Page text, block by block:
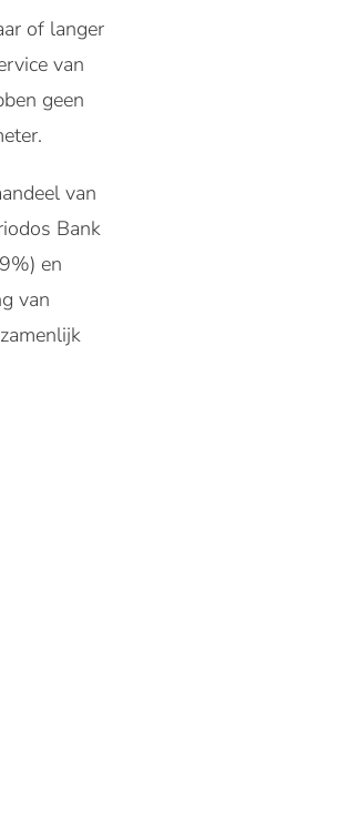
of langer
van
geen
van
Bank
en
van